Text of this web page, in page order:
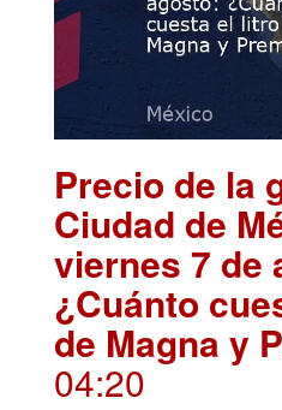
Precio de la
Ciudad de
viernes 7 de
¿Cuánto
de Magna y
04:20